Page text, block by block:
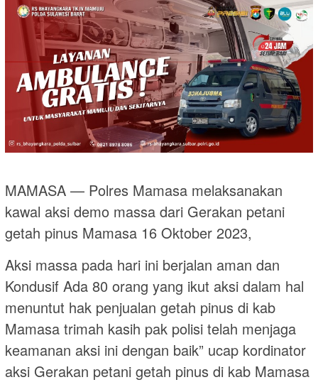
MAMASA — Polres Mamasa melaksanakan
kawal aksi demo massa dari Gerakan petani
getah pinus Mamasa 16 Oktober 2023,
Aksi massa pada hari ini berjalan aman dan
Kondusif Ada 80 orang yang ikut aksi dalam hal
menuntut hak penjualan getah pinus di kab
Mamasa trimah kasih pak polisi telah menjaga
keamanan aksi ini dengan baik” ucap kordinator
aksi Gerakan petani getah pinus di kab Mamasa